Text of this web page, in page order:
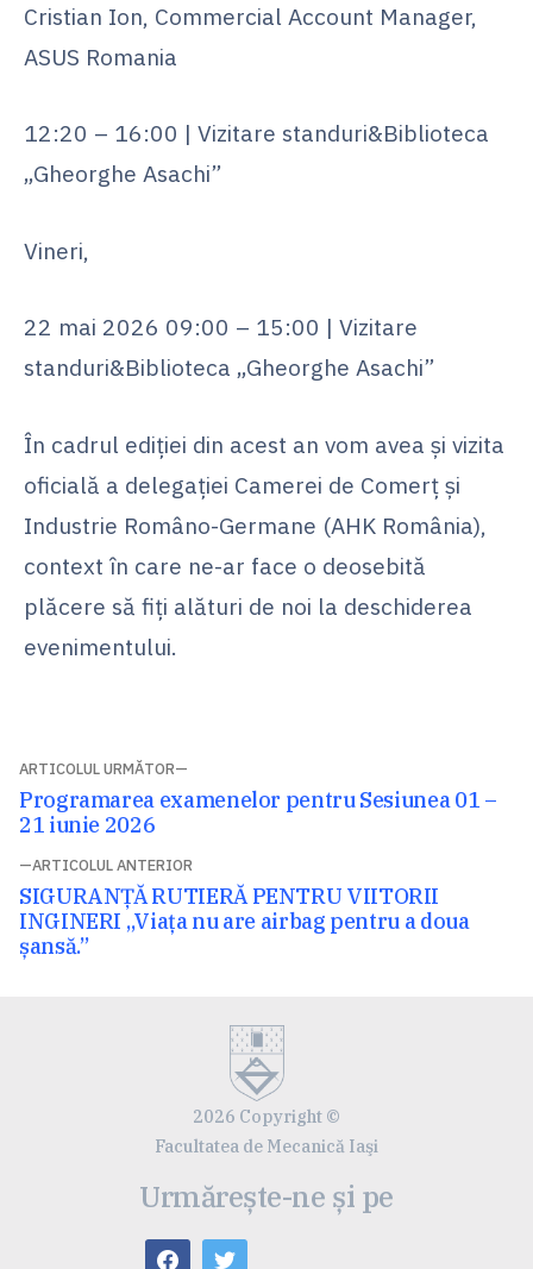
Cristian Ion, Commercial Account Manager,
ASUS Romania
12:20 – 16:00 | Vizitare standuri&Biblioteca
„Gheorghe Asachi”
Vineri,
22 mai 2026 09:00 – 15:00 | Vizitare
standuri&Biblioteca „Gheorghe Asachi”
În cadrul ediției din acest an vom avea și vizita
oficială a delegației Camerei de Comerț și
Industrie Româno-Germane (AHK România),
context în care ne-ar face o deosebită
plăcere să fiți alături de noi la deschiderea
evenimentului.
Navigare
în
articole
ARTICOLUL ANTERIOR
Articolul
anterior:
SIGURANȚĂ RUTIERĂ PENTRU VIITORII
INGINERI „Viața nu are airbag pentru a doua
șansă.”
ARTICOLUL URMĂTOR
Articolul
următor:
Programarea examenelor pentru Sesiunea 01 –
21 iunie 2026
2026 Copyright ©
Facultatea de Mecanică Iaşi
Urmărește-ne și pe